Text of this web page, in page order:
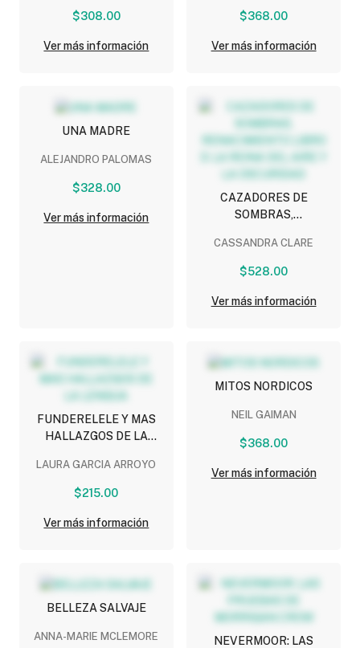
$308.00
Ver más información
$368.00
Ver más información
UNA MADRE
ALEJANDRO PALOMAS
$328.00
Ver más información
CAZADORES DE
SOMBRAS,
LA REINA DEL AIRE Y LA
OSCURIDAD
CASSANDRA CLARE
$528.00
Ver más información
FUNDERELELE Y MAS
HALLAZGOS DE LA
LAURA GARCIA ARROYO
$215.00
Ver más información
MITOS NORDICOS
NEIL GAIMAN
$368.00
Ver más información
BELLEZA SALVAJE
ANNA-MARIE MCLEMORE
NEVERMOOR: LAS